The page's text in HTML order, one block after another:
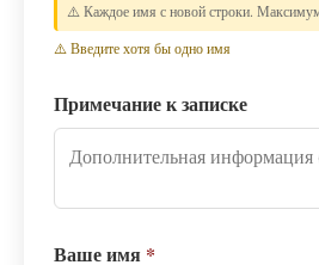
⚠️ Каждое имя с новой строки.
⚠️ Введите хотя бы одно имя
Примечание к записке
Ваше имя *